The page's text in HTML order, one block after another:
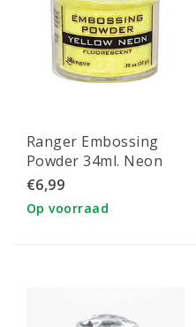
Ranger Embossing
Powder 34ml. Neon
Yellow
€6,99
Op voorraad